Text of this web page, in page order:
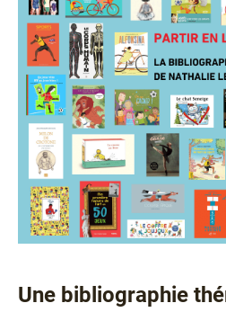
Texte
Une bibliographie